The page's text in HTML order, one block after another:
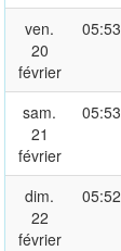
ven.
20
février
05:53
sam.
21
février
05:53
dim.
22
février
05:52